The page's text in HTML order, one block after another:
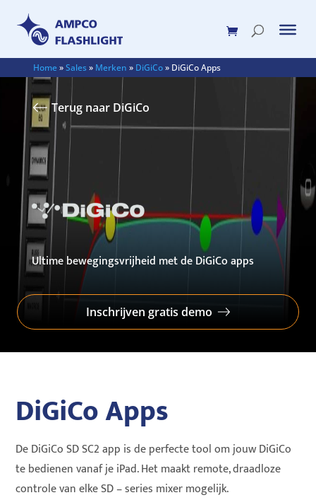
Home»Sales» Merken » DiGiCo» DiGiCo Apps
Terug naar DiGiCo
Ultime bewegingsvrijheid met de DiGiCo apps
Inschrijven gratis demo
DiGiCo Apps
De DiGiCo SD SC2 app is de perfecte tool om jouw DiGiCo
te bedienen vanaf je iPad. Het maakt remote, draadloze
controle van elke SD – series mixer mogelijk.